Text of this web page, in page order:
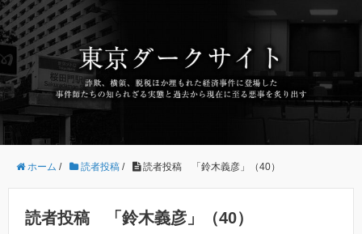
ホーム / 読者投稿 / 読者投稿 「鈴木義彦」（40）
読者投稿 「鈴木義彦」（40）